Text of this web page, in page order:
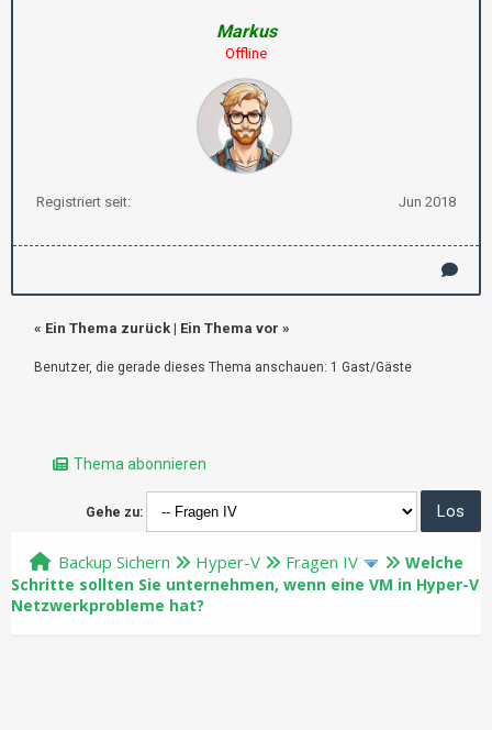
Markus
Offline
Registriert seit: Jun 2018
« Ein Thema zurück | Ein Thema vor »
Benutzer, die gerade dieses Thema anschauen: 1 Gast/Gäste
Thema abonnieren
Gehe zu:
Backup Sichern Hyper-V Fragen IV
Welche
Schritte sollten Sie unternehmen, wenn eine VM in Hyper-V
Netzwerkprobleme hat?